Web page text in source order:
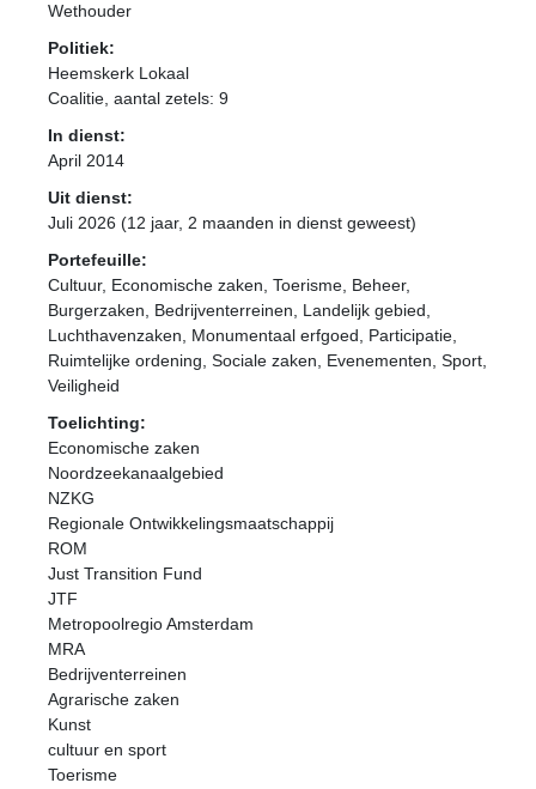
Wethouder
Politiek:
Heemskerk Lokaal
Coalitie , aantal zetels: 9
In dienst:
April 2014
Uit dienst:
Juli 2026 (12 jaar, 2 maanden in dienst geweest)
Portefeuille:
Cultuur, Economische zaken, Toerisme, Beheer,
Burgerzaken, Bedrijventerreinen, Landelijk gebied,
Luchthavenzaken, Monumentaal erfgoed, Participatie,
Ruimtelijke ordening, Sociale zaken, Evenementen, Sport,
Veiligheid
Toelichting:
Economische zaken
Noordzeekanaalgebied
NZKG
Regionale Ontwikkelingsmaatschappij
ROM
Just Transition Fund
JTF
Metropoolregio Amsterdam
MRA
Bedrijventerreinen
Agrarische zaken
Kunst
cultuur en sport
Toerisme